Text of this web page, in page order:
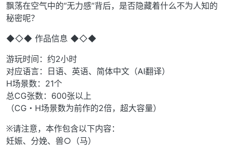
飘荡在空气中的“无力感”背后，是否隐藏着什么不为人知的
秘密呢？
◆◇◆ 作品信息 ◆◇◆
游玩时间：约2小时
对应语言：日语、英语、简体中文（AI翻译）
H场景数：21个
总CG张数：600张以上
（CG・H场景数为前作的2倍，超大容量）
※请注意，本作包含以下内容：
妊娠、分娩、兽○（马）